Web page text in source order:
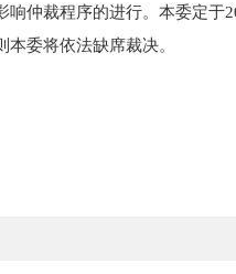
仲裁程序的进行。本委定
委将依法缺席裁决。